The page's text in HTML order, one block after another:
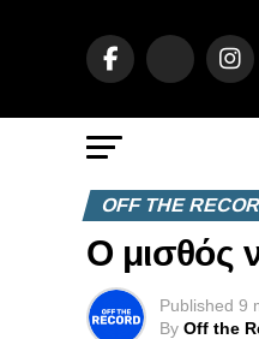
OFF THE
Ο μισθός
Published 9
By Off the